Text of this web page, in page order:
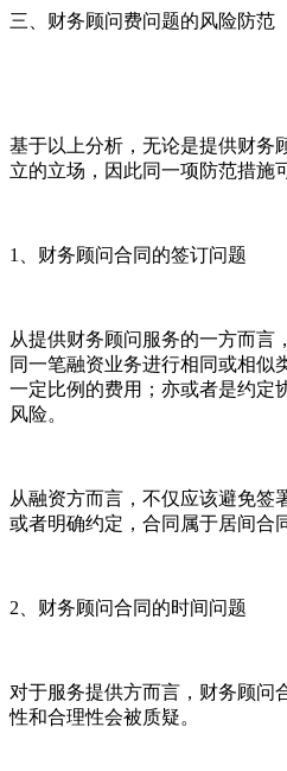
三、财务顾问费问题的风险防范
基于以上分析，无论是提供财务
立的立场，因此同一项防范措施
1、财务顾问合同的签订问题
从提供财务顾问服务的一方而言
同一笔融资业务进行相同或相似
一定比例的费用；亦或者是约定
风险。
从融资方而言，不仅应该避免签
或者明确约定，合同属于居间合
2、财务顾问合同的时间问题
对于服务提供方而言，财务顾问
性和合理性会被质疑。